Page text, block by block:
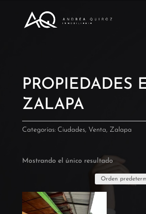
PROPIEDADES
ZALAPA
Categorías: Ciudades, Venta, Zalapa
Mostrando el único resultado